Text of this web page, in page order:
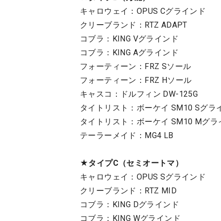
キャロウェイ：OPUS Cグラインド
クリーブランド：RTZ ADAPT
コブラ：KING Vグラインド
コブラ：KING Aグラインド
フォーティーン：FRZ Sソール
フォーティーン：FRZ Hソール
キャスコ：ドルフィン DW-125G
タイトリスト：ボーケイ SM10 Sグラ
タイトリスト：ボーケイ SM10 Mグラ
テーラーメイド：MG4 LB
★タイプC（セミオートマ）
キャロウェイ：OPUS Sグラインド
クリーブランド：RTZ MID
コブラ：KING Dグラインド
コブラ：KING Wグラインド